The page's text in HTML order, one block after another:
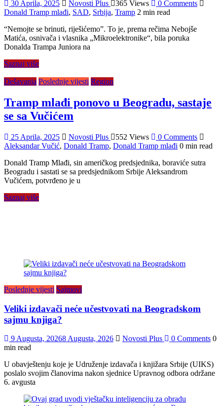
30 Aprila, 2025 Novosti Plus 365 Views
0 Comments
Donald Tramp mlađi, SAD, Srbija, Tramp 2 min read
“Nemojte se brinuti, riješićemo”. To je, prema rečima Nebojše
Matića, osnivača i vlasnika „Mikroelektronike“, bila poruka
Donalda Trampa Juniora na
Saznaj više
Dešavanja Poslednje vijesti Region
Tramp mlađi ponovo u Beogradu, sastaje
se sa Vučićem
25 Aprila, 2025 Novosti Plus 552 Views
0 Comments
Aleksandar Vučić, Donald Tramp, Donald Tramp mlađi 0 min read
Donald Tramp Mlađi, sin američkog predsjednika, boraviće sutra
Beogradu i sastati se sa predsjednikom Srbije Aleksandrom
Vučićem, potvrđeno je u
Saznaj više
Poslednje vijesti Sajmovi
Veliki izdavači neće učestvovati na Beogradskom
sajmu knjiga?
9 Augusta, 20268 Augusta, 2026 Novosti Plus 0 Comments 0
min read
U obavještenju koje je Udruženje izdavača i knjižara Srbije (UIKS)
poslalo svojim članovima nakon sjednice Upravnog odbora održane
6. avgusta